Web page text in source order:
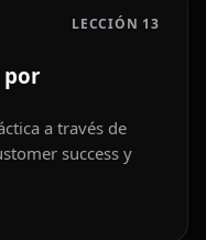
LECCIÓN 13
por
a través de
success y